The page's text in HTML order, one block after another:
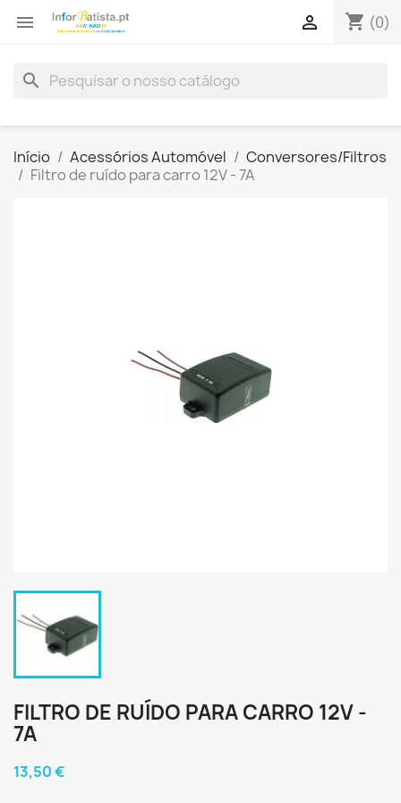
 shopping_cart (0)

search
Início Acessórios Automóvel
Conversores/Filtros
Filtro de ruído para carro 12V - 7A
FILTRO DE RUÍDO PARA CARRO 12V -
7A
13,50 €